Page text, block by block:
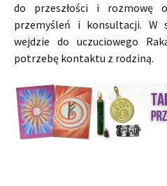
do przeszłości i rozmowę
przemyśleń i konsultacji. W
wejdzie do uczuciowego
potrzebę kontaktu z rodziną.